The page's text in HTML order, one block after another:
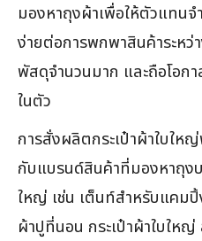
มองหาถุงผ้าเพื่อให้ตัวแทนจ
ง่ายต่อการพกพาสินค้าระหว่
พัสดุจำนวนมาก และถือโอก
ในตัว
การสั่งผลิตกระเป๋าผ้าใบใ
กับแบรนด์สินค้าที่มองหาถุ
ใหญ่ เช่น เต็นท์สำหรับแคม
ผ้าปูที่นอน กระเป๋าผ้าใบให